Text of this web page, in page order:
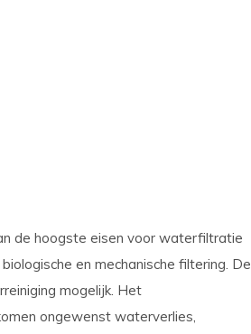
de hoogste eisen voor waterfiltratie
en mechanische filtering. De
mogelijk. Het
ongewenst waterverlies,